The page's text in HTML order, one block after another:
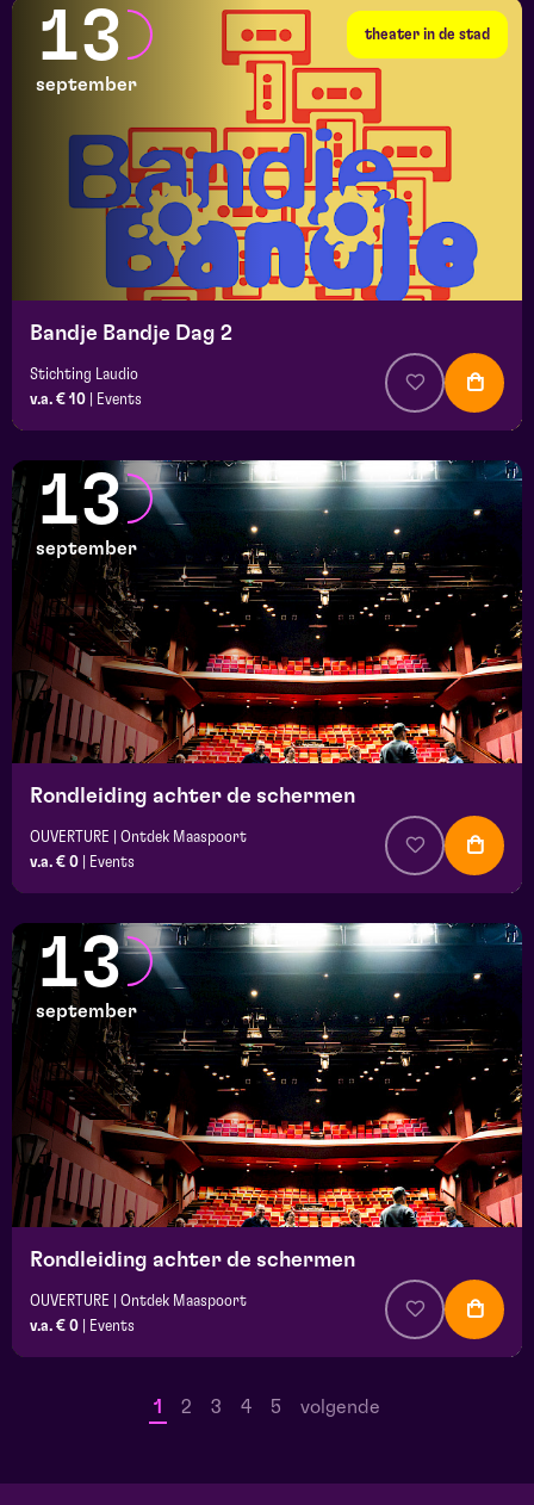
theater in de stad
13
september
Bandje Bandje Dag 2
Stichting Laudio
v.a. € 10
Events
13
september
Rondleiding achter de schermen
OUVERTURE | Ontdek Maaspoort
v.a. € 0
Events
13
september
Rondleiding achter de schermen
OUVERTURE | Ontdek Maaspoort
v.a. € 0
Events
1 2 3 4 5 volgende